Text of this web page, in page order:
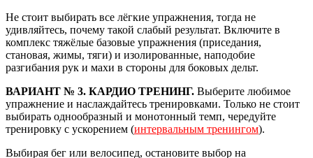
Не стоит выбирать все лёгкие упражнения, тогда не
удивляйтесь, почему такой слабый результат. Включите в
комплекс тяжёлые базовые упражнения (приседания,
становая, жимы, тяги) и изолированные, наподобие
разгибания рук и махи в стороны для боковых дельт.
ВАРИАНТ № 3. КАРДИО ТРЕНИНГ. Выберите любимое
упражнение и наслаждайтесь тренировками. Только не стоит
выбирать однообразный и монотонный темп, чередуйте
тренировку с ускорением (интервальным тренингом).
Выбирая бег или велосипед, остановите выбор на